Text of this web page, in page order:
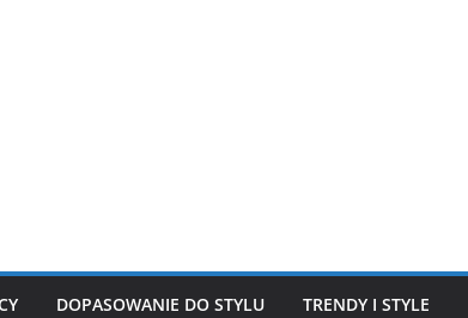
DOPASOWANIE DO STYLU TRENDY I STYLE